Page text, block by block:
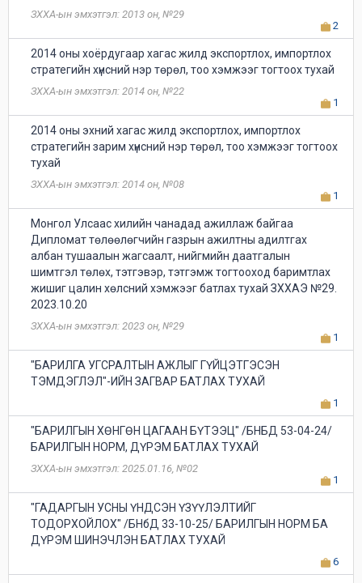
ЗХХА-ын эмхэтгэл: 2013 он, №29
2
2014 оны хоёрдугаар хагас жилд экспортлох, импортлох
стратегийн хүнсний нэр төрөл, тоо хэмжээг тогтоох тухай
ЗХХА-ын эмхэтгэл: 2014 он, №22
1
2014 оны эхний хагас жилд экспортлох, импортлох
стратегийн зарим хүнсний нэр төрөл, тоо хэмжээг тогтоох
тухай
ЗХХА-ын эмхэтгэл: 2014 он, №08
1
Mонгол Улсаас хилийн чанадад ажиллаж байгаа
Дипломат төлөөлөгчийн газрын ажилтны адилтгах
албан тушаалын жагсаалт, нийгмийн даатгалын
шимтгэл төлөх, тэтгэвэр, тэтгэмж тогтооход баримтлах
жишиг цалин хөлсний хэмжээг батлах тухай ЗХХАЭ №29.
2023.10.20
ЗХХА-ын эмхэтгэл: 2023 он, №29
1
"БАРИЛГА УГСРАЛТЫН АЖЛЫГ ГҮЙЦЭТГЭСЭН
ТЭМДЭГЛЭЛ"-ИЙН ЗАГВАР БАТЛАХ ТУХАЙ
1
"БАРИЛГЫН ХӨНГӨН ЦАГААН БҮТЭЭЦ" /БНБД 53-04-24/
БАРИЛГЫН НОРМ, ДҮРЭМ БАТЛАХ ТУХАЙ
ЗХХА-ын эмхэтгэл: 2025.01.16, №02
1
"ГАДАРГЫН УСНЫ ҮНДСЭН ҮЗҮҮЛЭЛТИЙГ
ТОДОРХОЙЛОХ" /БНбД 33-10-25/ БАРИЛГЫН НОРМ БА
ДҮРЭМ ШИНЭЧЛЭН БАТЛАХ ТУХАЙ
6